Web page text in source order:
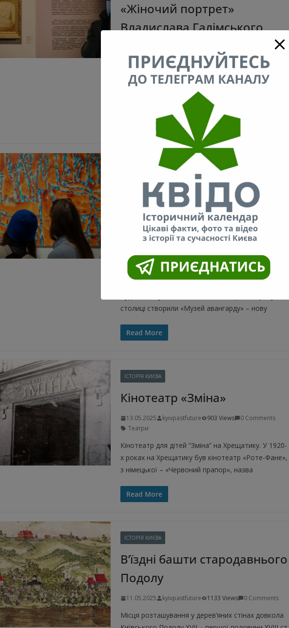
«Жіночий портрет»
Владислава Галімського
0 Comments
Національний художній музей України представив
відвідувачам «Жіночий портрет» Владислава
Галімського (1898). 15 травня у залах
Національного художнього музею України було
НОВИНИ
Київрада виділила
приміщення в історичній
будівлі на вул. Липській, 16
під «Музей авангарду»
15.05.2025 kyivpastfuture 1020 Views 0 Comments
столиці створили «Музей авангарду» – нову
Read More
ІСТОРІЯ КИЄВА
Кінотеатр «Зміна»
13.05.2025 kyivpastfuture 903 Views
0 Comments
Театри
Кінотеатр для дітей “Зміна” на Хрещатику. У 1920-
х роках на Хрещатику був кінотеатр «Роте-Фане»,
з німецької – «Червоний прапор», назва
Read More
ІСТОРІЯ КИЄВА
В’їздні башти стародавнього
Подолу
11.05.2025 kyivpastfuture 1133 Views 0 Comments
Місця розташування у дерев’яних стінах довкола